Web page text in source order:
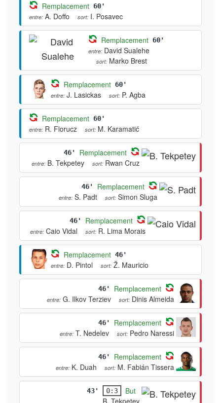
Remplacement 60'
entre: A. Doffo sort: I. Posavec
Remplacement 60'
entre: David Sualehe
sort: Marko Brest
Remplacement 60'
entre: J. Lasickas sort: P. Agba
Remplacement 60'
entre: R. Florucz sort: M. Karamatić
46' Remplacement
entre: B. Tekpetey sort: Rwan Cruz
46' Remplacement
entre: S. Padt sort: Simon Sluga
46' Remplacement
entre: Caio Vidal sort: R. Lima Morais
Remplacement 46'
entre: D. Pintol sort: Ž. Mauricio
46' Remplacement
entre: G. Ilkov Terziev sort: Dinis Almeida
46' Remplacement
entre: T. Nedelev sort: Pedro Naressi
46' Remplacement
entre: K. Duah sort: M. Fabián Tissera
43' 0:3
But
B. Tekpetey